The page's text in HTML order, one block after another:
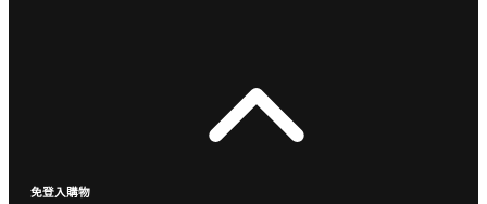
免登入購物